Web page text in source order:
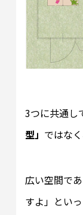
3つに共通し
型」 ではなく
広い空間で
すよ」とい